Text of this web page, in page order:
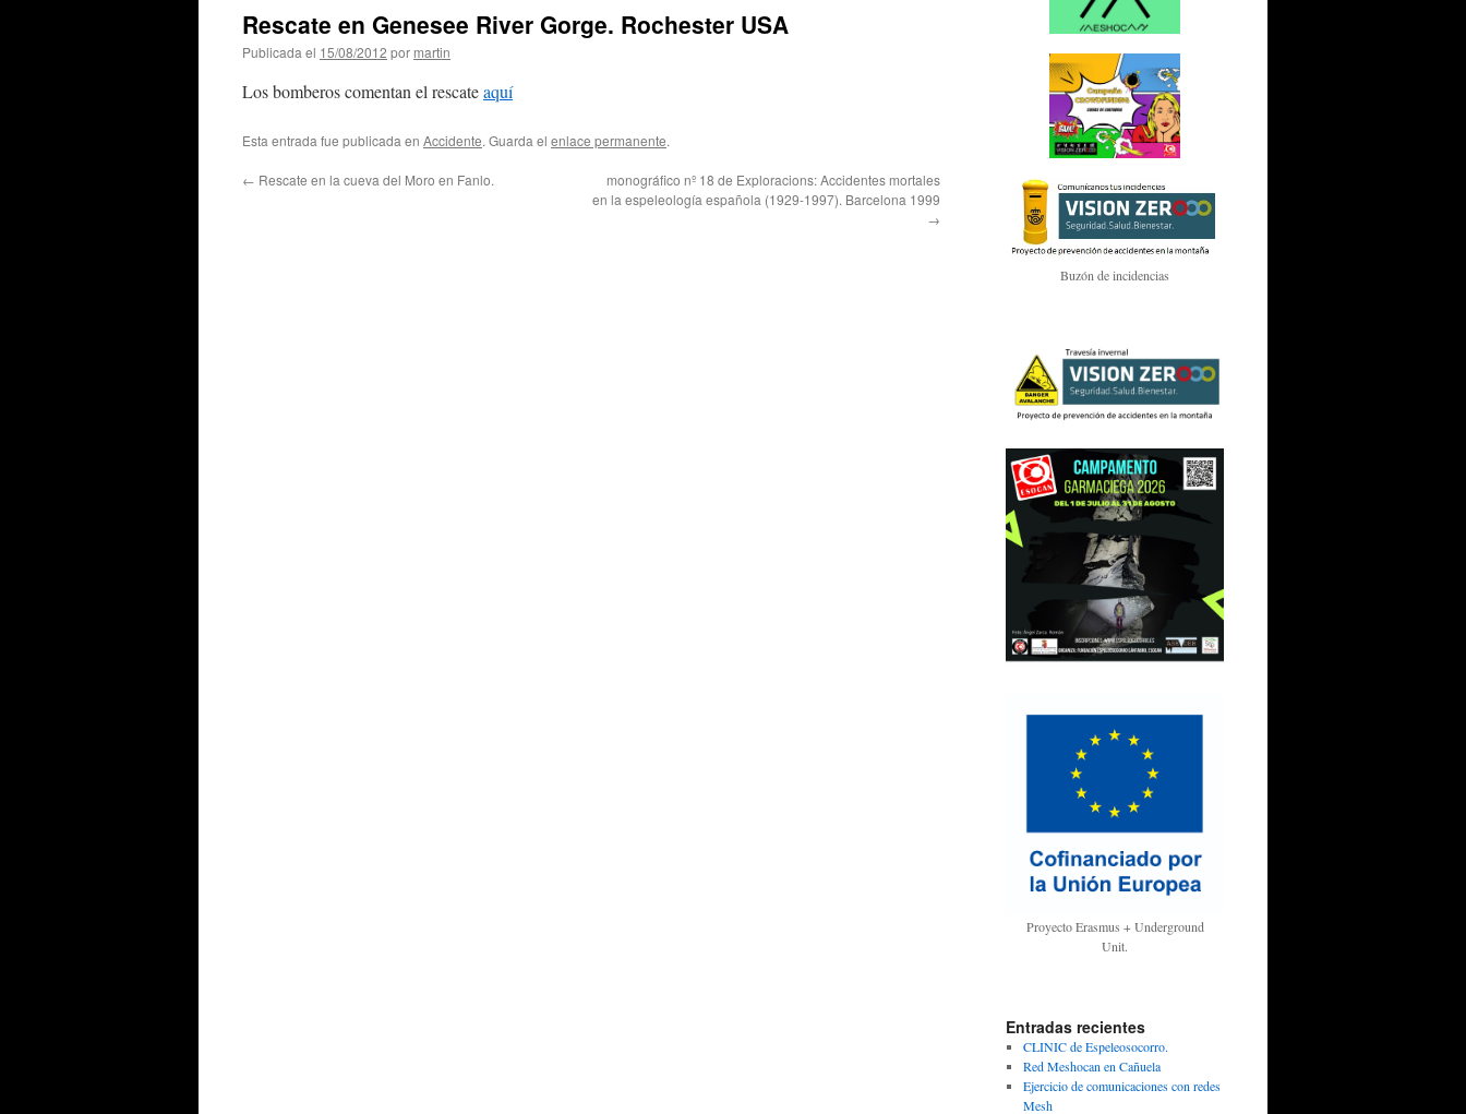
Rescate en Genesee River Gorge. Rochester USA
Publicada el 15/08/2012 por martin
Los bomberos comentan el rescateaquí
Esta entrada fue publicada en Accidente. Guarda el enlace permanente.
← Rescate en la cueva del Moro en Fanlo.
monográfico nº 18 de Exploracions: Accidentes mortales
en la espeleología española (1929-1997). Barcelona 1999
→
Buzón de incidencias
Proyecto Erasmus + Underground
Unit.
Entradas recientes
CLINIC de Espeleosocorro.
Red Meshocan en Cañuela
Ejercicio de comunicaciones con redes
Mesh